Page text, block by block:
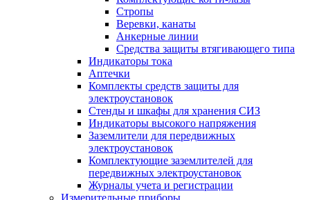
Стропы
Веревки, канаты
Анкерные линии
Средства защиты втягивающего типа
Индикаторы тока
Аптечки
Комплекты средств защиты для
электроустановок
Стенды и шкафы для хранения СИЗ
Индикаторы высокого напряжения
Заземлители для передвижных
электроустановок
Комплектующие заземлителей для
передвижных электроустановок
Журналы учета и регистрации
Измерительные приборы